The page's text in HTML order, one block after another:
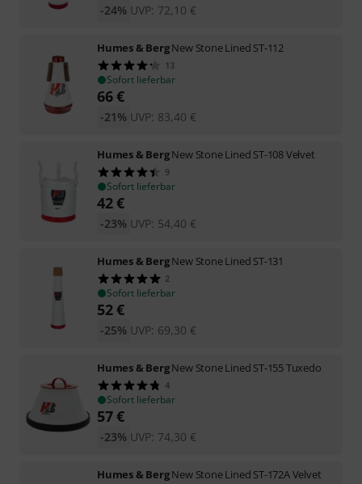
UVP: 72,10 €
-24%
Humes & BergNew Stone Lined ST-112
13
Sofort lieferbar
66€
UVP: 83,40 €
-21%
Humes & BergNew Stone Lined ST-108 Velvet
9
Sofort lieferbar
42€
UVP: 54,40 €
-23%
Humes & BergNew Stone Lined ST-131
2
Sofort lieferbar
52€
UVP: 69,30 €
-25%
Humes & BergNew Stone Lined ST-155 Tuxedo
4
Sofort lieferbar
57€
UVP: 74,30 €
-23%
Humes & BergNew Stone Lined ST-172A Velvet